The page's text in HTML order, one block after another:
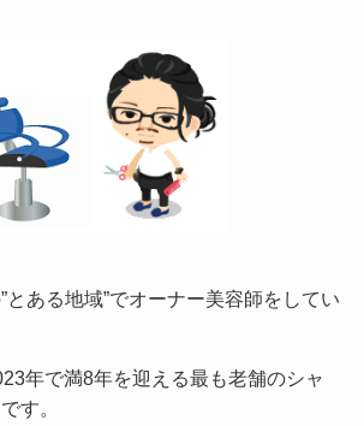
とある地域”でオーナー美容師をしてい
年で満8年を迎える最も老舗のシャ
す。